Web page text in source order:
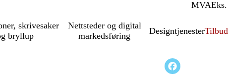
MVAInkl.
Eks.
skrivesaker
bryllup
Nettsteder og digital
markedsføring
DesigntjenesterTilbud